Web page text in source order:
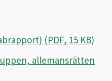
(PDF, 15 KB)
allemansrätten